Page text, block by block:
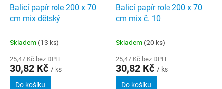
Balicí papír role 200 x 70
cm mix dětský
Skladem (13 ks)
25,47 Kč bez DPH
30,82 Kč / ks
Do košíku
Balicí papír role 200 x 70
cm mix č. 10
Skladem (20 ks)
25,47 Kč bez DPH
30,82 Kč / ks
Do košíku